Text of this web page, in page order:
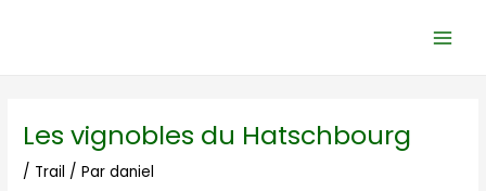
Les vignobles du Hatschbourg
/ Trail / Pardaniel